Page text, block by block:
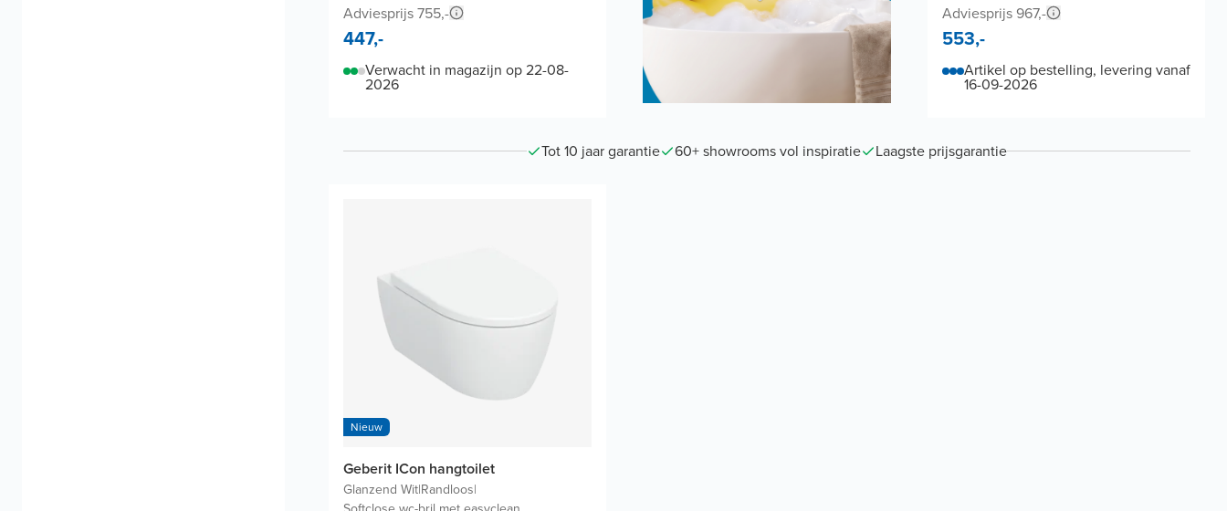
Adviesprijs 755,-
447,-
Verwacht in magazijn op 22-08-
2026
Adviesprijs 967,-
553,-
Artikel op bestelling, levering vanaf
16-09-2026
Tot 10 jaar garantie 60+ showrooms vol inspiratie Laagste prijsgarantie
Nieuw
Geberit ICon hangtoilet
Glanzend Wit|Randloos|